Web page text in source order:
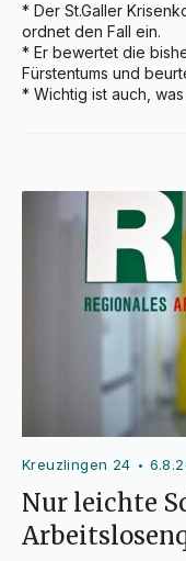
* Der St.Galler
ordnet den Fall ein.
* Er bewertet die
Fürstentums und
* Wichtig ist auch,
Kreuzlingen 24 •
Nur leichte